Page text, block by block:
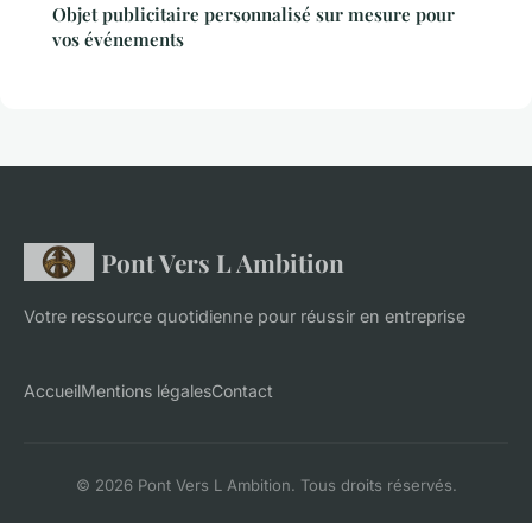
Objet publicitaire personnalisé sur mesure pour
vos événements
Pont Vers L Ambition
Votre ressource quotidienne pour réussir en entreprise
AccueilMentions légalesContact
© 2026 Pont Vers L Ambition. Tous droits réservés.